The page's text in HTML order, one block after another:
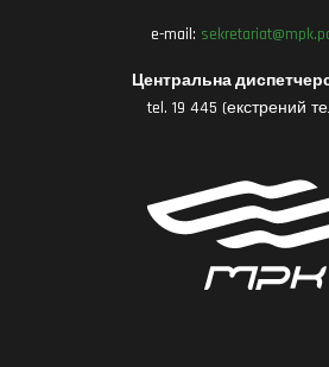
e-mail:
Центральна
tel. 19 445 (екстрений